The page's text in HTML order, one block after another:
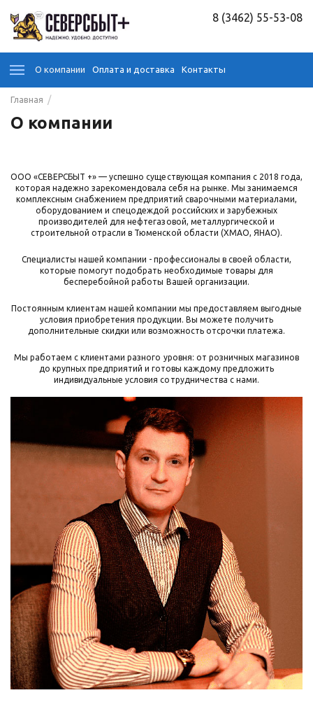
8 (3462) 55-53-08
О компании Оплата и доставка Контакты
Главная /
О компании
ООО «СЕВЕРСБЫТ +» — успешно существующая компания с 2018 года,
которая надежно зарекомендовала себя на рынке. Мы занимаемся
комплексным снабжением предприятий сварочными материалами,
оборудованием и спецодеждой российских и зарубежных
производителей для нефтегазовой, металлургической и
строительной отрасли в Тюменской области (ХМАО, ЯНАО).
Специалисты нашей компании - профессионалы в своей области,
которые помогут подобрать необходимые товары для
бесперебойной работы Вашей организации.
Постоянным клиентам нашей компании мы предоставляем выгодные
условия приобретения продукции. Вы можете получить
дополнительные скидки или возможность отсрочки платежа.
Мы работаем с клиентами разного уровня: от розничных магазинов
до крупных предприятий и готовы каждому предложить
индивидуальные условия сотрудничества с нами.